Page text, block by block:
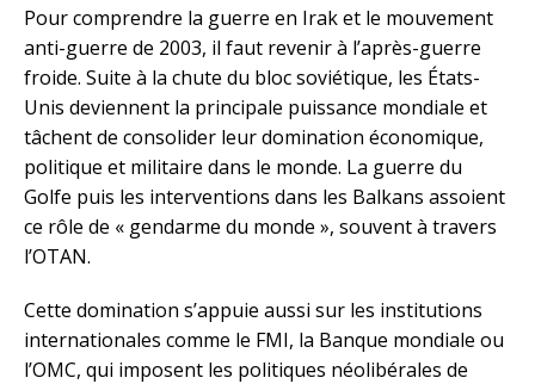
Pour comprendre la guerre en Irak et le mouvement
anti-guerre de 2003, il faut revenir à l’après-guerre
froide. Suite à la chute du bloc soviétique, les États-
Unis deviennent la principale puissance mondiale et
tâchent de consolider leur domination économique,
politique et militaire dans le monde. La guerre du
Golfe puis les interventions dans les Balkans assoient
ce rôle de « gendarme du monde », souvent à travers
l’OTAN.
Cette domination s’appuie aussi sur les institutions
internationales comme le FMI, la Banque mondiale ou
l’OMC, qui imposent les politiques néolibérales de